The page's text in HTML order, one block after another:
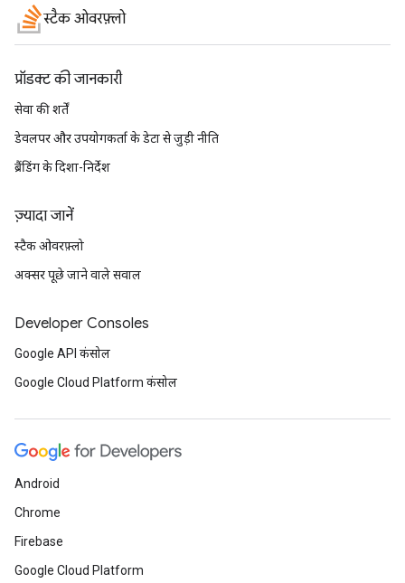
स्टैक ओवरफ़्लो
प्रॉडक्ट की जानकारी
सेवा की शर्तें
डेवलपर और उपयोगकर्ता के डेटा से जुड़ी नीति
ब्रैंडिंग के दिशा-निर्देश
ज़्यादा जानें
स्टैक ओवरफ़्लो
अक्सर पूछे जाने वाले सवाल
Developer Consoles
Google API कंसोल
Google Cloud Platform कंसोल
Android
Chrome
Firebase
Google Cloud Platform